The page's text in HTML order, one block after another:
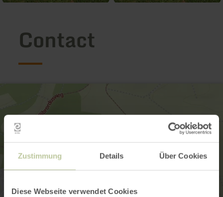
Zustimmung Details Über Cookies
Diese Webseite verwendet Cookies
Contact